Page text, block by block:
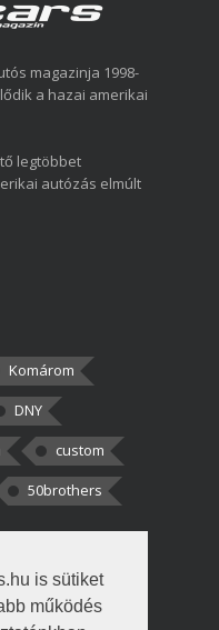
is sütiket
működés
magazinja 1998-
a hazai amerikai
legtöbbet
autózás elmúlt
Komárom
DNY
custom
50brothers
csak két
hogy fél autót,